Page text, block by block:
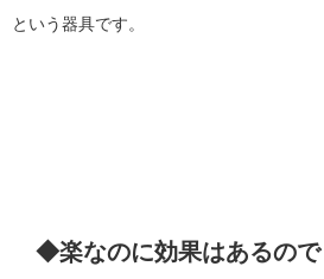
という器具です。
◆楽なのに効果はあるので